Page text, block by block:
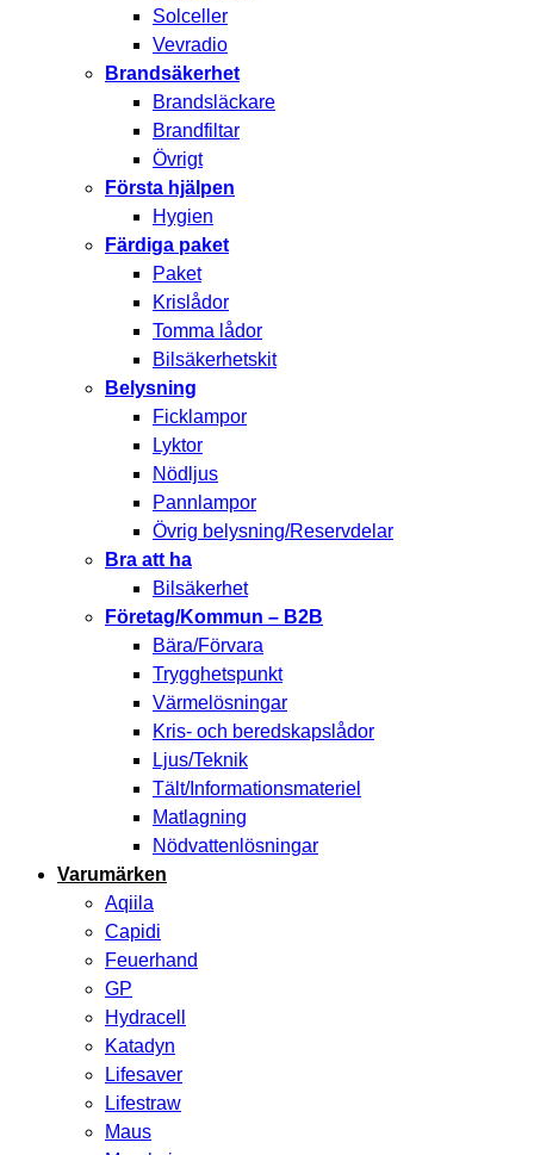
Solceller
Vevradio
Brandsäkerhet
Brandsläckare
Brandfiltar
Övrigt
Första hjälpen
Hygien
Färdiga paket
Paket
Krislådor
Tomma lådor
Bilsäkerhetskit
Belysning
Ficklampor
Lyktor
Nödljus
Pannlampor
Övrig belysning/Reservdelar
Bra att ha
Bilsäkerhet
Företag/Kommun – B2B
Bära/Förvara
Trygghetspunkt
Värmelösningar
Kris- och beredskapslådor
Ljus/Teknik
Tält/Informationsmateriel
Matlagning
Nödvattenlösningar
Varumärken
Aqiila
Capidi
Feuerhand
GP
Hydracell
Katadyn
Lifesaver
Lifestraw
Maus